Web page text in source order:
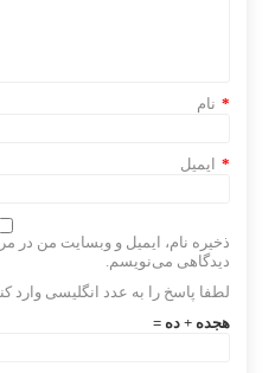
نام *
ایمیل *
ذخیره نام، ایمیل و وبسایت من در
دیدگاهی می‌نویسم.
لطفا پاسخ را به عدد انگلیسی وارد
هجده + ده =